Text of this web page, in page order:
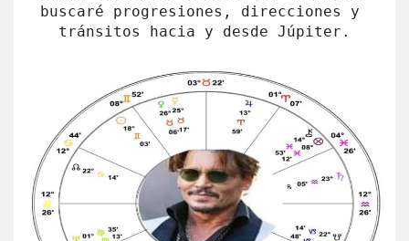
buscaré progresiones, direcciones y
tránsitos hacia y desde Júpiter.